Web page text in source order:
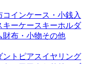
コインケース・小銭入
キーケースキーホルダ
財布・小物その他
ト ピアスイヤリング